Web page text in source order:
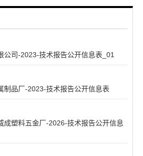
公司-2023-技术报告公开信息表_01
制品厂-2023-技术报告公开信息表
成塑料五金厂-2026-技术报告公开信息